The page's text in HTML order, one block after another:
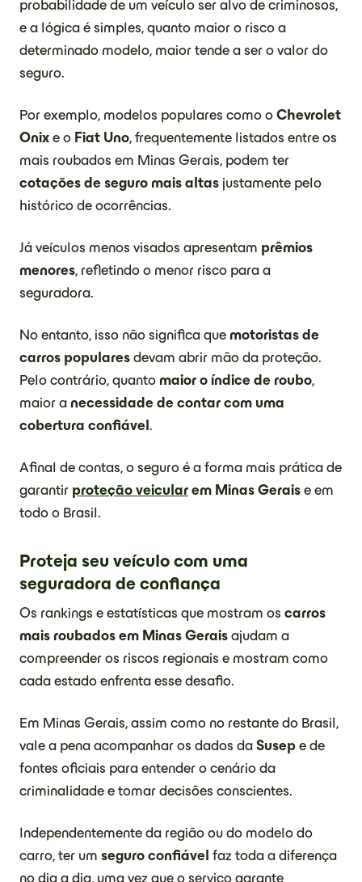
probabilidade de um veículo ser alvo de criminosos,
e a lógica é simples, quanto maior o risco a
determinado modelo, maior tende a ser o valor do
seguro.
Por exemplo, modelos populares como o Chevrolet
Onix e o Fiat Uno, frequentemente listados entre os
mais roubados em Minas Gerais, podem ter
cotações de seguro mais altas justamente pelo
histórico de ocorrências.
Já veículos menos visados apresentam prêmios
menores, refletindo o menor risco para a
seguradora.
No entanto, isso não significa que motoristas de
carros populares devam abrir mão da proteção.
Pelo contrário, quanto maior o índice de roubo,
maior a necessidade de contar com uma
cobertura confiável .
Afinal de contas, o seguro é a forma mais prática de
garantir proteção veicular em Minas Gerais e em
todo o Brasil.
Proteja seu veículo com uma
seguradora de confiança
Os rankings e estatísticas que mostram os carros
mais roubados em Minas Gerais ajudam a
compreender os riscos regionais e mostram como
cada estado enfrenta esse desafio.
Em Minas Gerais, assim como no restante do Brasil,
vale a pena acompanhar os dados da Susep e de
fontes oficiais para entender o cenário da
criminalidade e tomar decisões conscientes.
Independentemente da região ou do modelo do
carro, ter um seguro confiável faz toda a diferença
no dia a dia, uma vez que o serviço garante